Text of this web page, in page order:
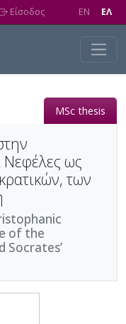
Είσοδος EN EΛ
MSc thesis
Νεφέλες ως
των
of the
Socrates’